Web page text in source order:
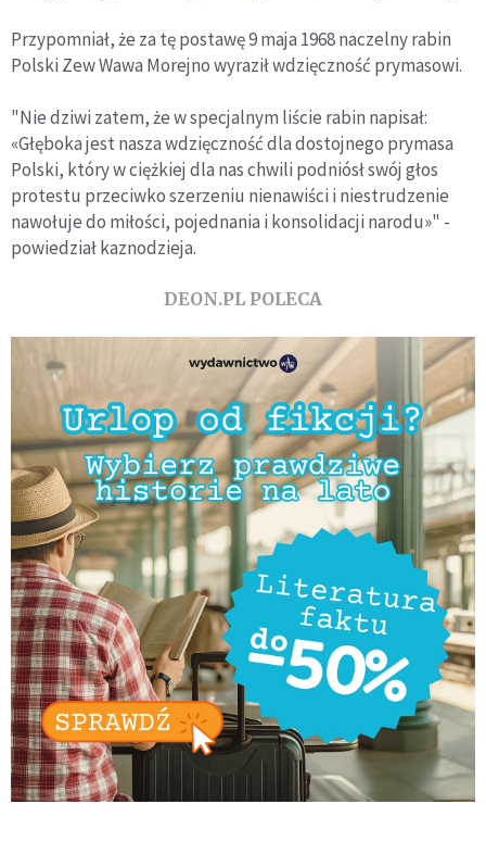
Przypomniał, że za tę postawę 9 maja 1968 naczelny rabin
Polski Zew Wawa Morejno wyraził wdzięczność prymasowi.
"Nie dziwi zatem, że w specjalnym liście rabin napisał:
«Głęboka jest nasza wdzięczność dla dostojnego prymasa
Polski, który w ciężkiej dla nas chwili podniósł swój głos
protestu przeciwko szerzeniu nienawiści i niestrudzenie
nawołuje do miłości, pojednania i konsolidacji narodu»" -
powiedział kaznodzieja.
DEON.PL POLECA